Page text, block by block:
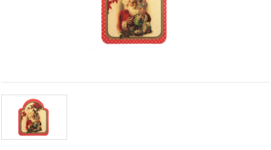
prikazivali
sadržaj i
oglase,
uključujući
uz pomoć
naših